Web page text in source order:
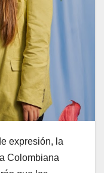
expresión, la
Colombiana